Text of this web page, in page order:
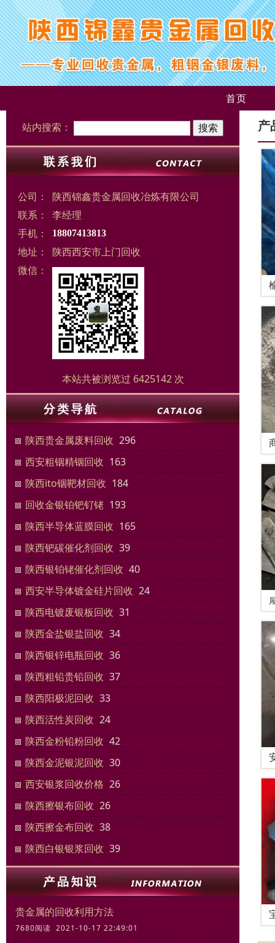
首页
站内搜索：
公司：
陕西锦鑫贵金属回收冶炼有限公司
联系：
李经理
手机：
18807413813
地址：
陕西西安市上门回收
微信：
本站共被浏览过 6425142 次
陕西贵金属废料回收 296
西安粗铟精铟回收 163
陕西ito铟靶材回收 184
回收金银铂钯钌铑 193
陕西半导体蓝膜回收 165
陕西钯碳催化剂回收 39
陕西银铂铑催化剂回收 40
西安半导体镀金硅片回收 24
陕西电镀废银板回收 31
陕西金盐银盐回收 34
陕西银锌电瓶回收 36
陕西粗铅贵铅回收 37
陕西阳极泥回收 33
陕西活性炭回收 24
陕西金粉铅粉回收 42
陕西金泥银泥回收 30
西安银浆回收价格 26
陕西擦银布回收 26
陕西擦金布回收 38
陕西白银银浆回收 39
贵金属的回收利用方法
7680阅读 2021-10-17 22:49:01
产